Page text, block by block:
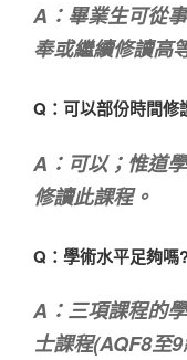
A：畢業生可從
奉或繼續修讀高
Q：可以部份時間修
A：可以；惟道
修讀此課程。
Q：學術水平足夠嗎
A：三項課程的
士課程(AQF8至